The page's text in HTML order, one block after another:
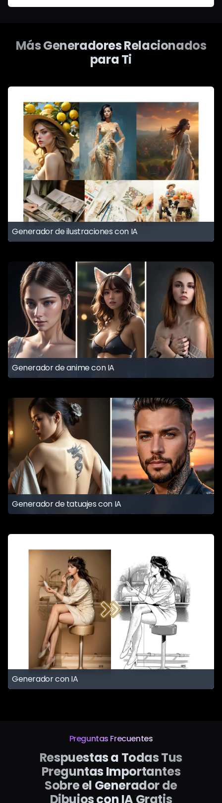
Más Generadores Relacionados
para Ti
Generador de ilustraciones con IA
Generador de anime con IA
Generador de tatuajes con IA
Generador con IA
Preguntas Frecuentes
Respuestas a Todas Tus
Preguntas Importantes
Sobre el Generador de
Dibujos con IA Gratis